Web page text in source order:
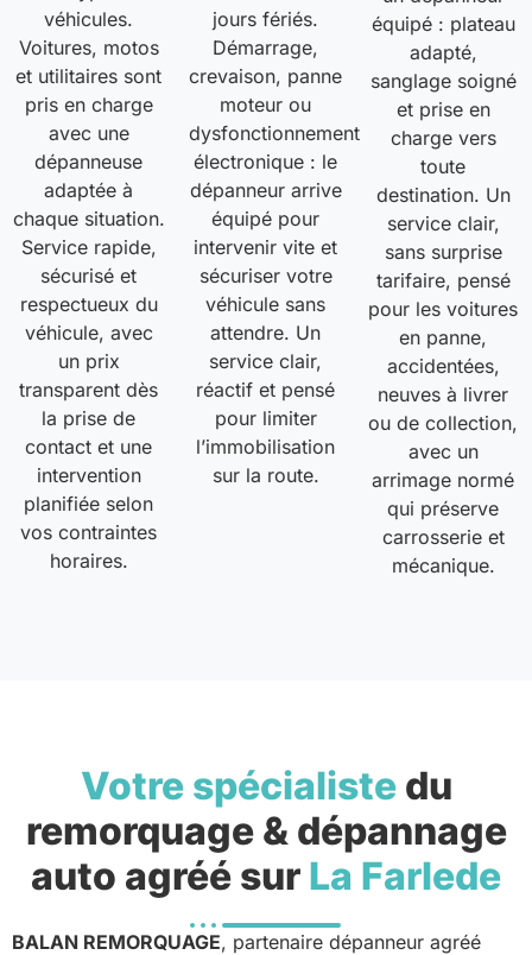
véhicules.
Voitures, motos
et utilitaires sont
pris en charge
avec une
dépanneuse
adaptée à
chaque situation.
Service rapide,
sécurisé et
respectueux du
véhicule, avec
un prix
transparent dès
la prise de
contact et une
intervention
planifiée selon
vos contraintes
horaires.
jours fériés.
Démarrage,
crevaison, panne
moteur ou
dysfonctionnement
électronique : le
dépanneur arrive
équipé pour
intervenir vite et
sécuriser votre
véhicule sans
attendre. Un
service clair,
réactif et pensé
pour limiter
l’immobilisation
sur la route.
équipé : plateau
adapté,
sanglage soigné
et prise en
charge vers
toute
destination. Un
service clair,
sans surprise
tarifaire, pensé
pour les voitures
en panne,
accidentées,
neuves à livrer
ou de collection,
avec un
arrimage normé
qui préserve
carrosserie et
mécanique.
Votre spécialistedu
remorquage & dépannage
auto agréé sur La Farlede
BALAN REMORQUAGE, partenaire dépanneur agréé